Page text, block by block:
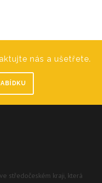
nás a ušetřete.
středočeském kraji, která